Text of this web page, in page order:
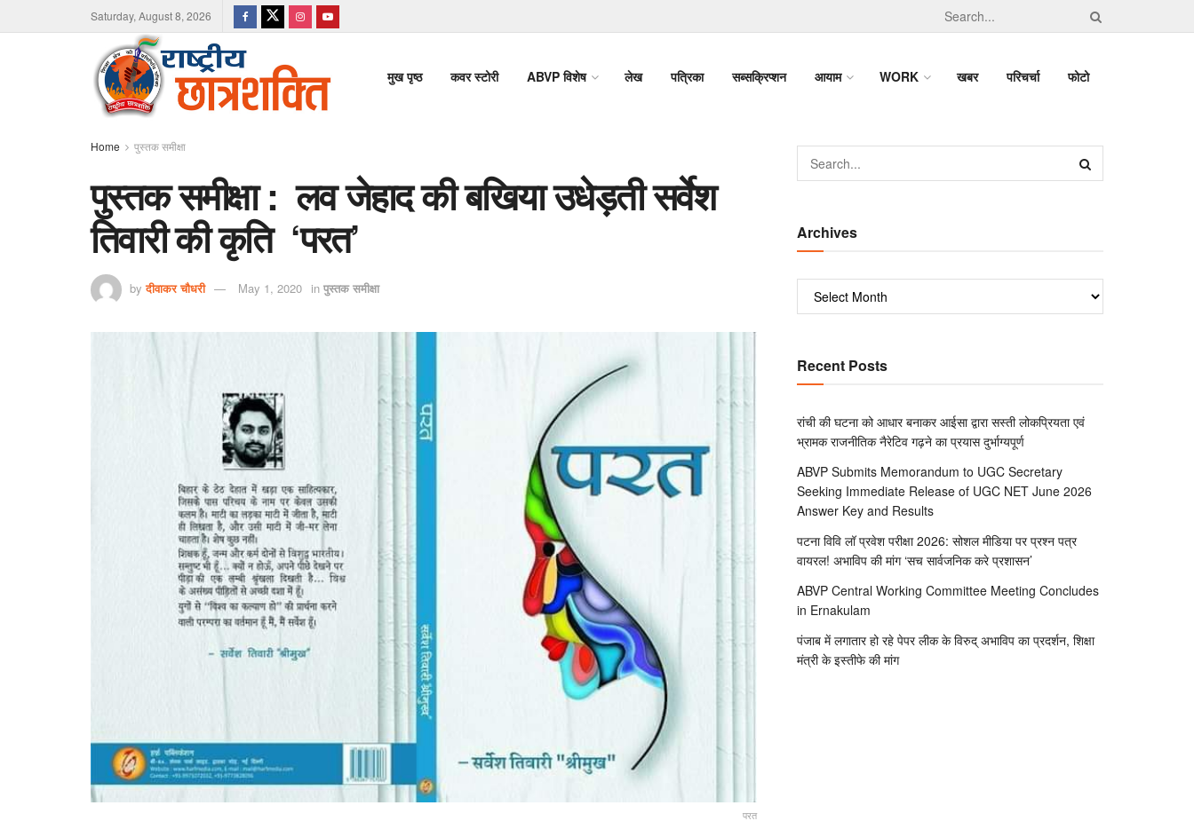
Saturday, August 8, 2026
मुख पृष्ठ कवर स्टोरी ABVP विशेष लेख पत्रिका सब्सक्रिप्शन आयाम WORK खबर परिचर्चा फोटो
Home पुस्तक समीक्षा
पुस्तक समीक्षा : लव जेहाद की बखिया उधेड़ती सर्वेश
तिवारी की कृति ‘परत’
by दीवाकर चौधरी May 1, 2020 in पुस्तक समीक्षा
परत
Archives
Recent Posts
रांची की घटना को आधार बनाकर आईसा द्वारा सस्ती लोकप्रियता एवं
भ्रामक राजनीतिक नैरेटिव गढ़ने का प्रयास दुर्भाग्यपूर्ण
ABVP Submits Memorandum to UGC Secretary
Seeking Immediate Release of UGC NET June 2026
Answer Key and Results
पटना विवि लॉ प्रवेश परीक्षा 2026: सोशल मीडिया पर प्रश्न पत्र
वायरल! अभाविप की मांग ‘सच सार्वजनिक करे प्रशासन’
ABVP Central Working Committee Meeting Concludes
in Ernakulam
पंजाब में लगातार हो रहे पेपर लीक के विरुद् अभाविप का प्रदर्शन, शिक्षा
मंत्री के इस्तीफे की मांग